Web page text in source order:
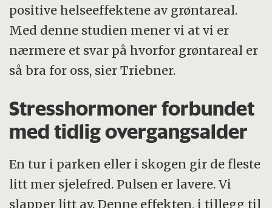
positive helseeffektene av grøntareal.
Med denne studien mener vi at vi er
nærmere et svar på hvorfor grøntareal er
så bra for oss, sier Triebner.
Stresshormoner forbundet
med tidlig overgangsalder
En tur i parken eller i skogen gir de fleste
litt mer sjelefred. Pulsen er lavere. Vi
slapper litt av. Denne effekten, i tillegg til